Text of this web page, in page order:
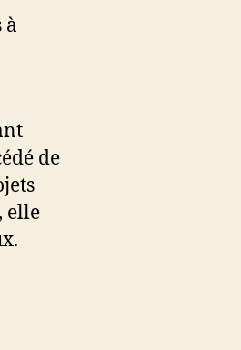
à
de
elle